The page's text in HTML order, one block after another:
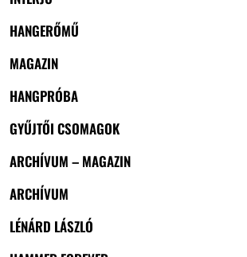
HANGERŐMŰ
MAGAZIN
HANGPRÓBA
GYŰJTŐI CSOMAGOK
ARCHÍVUM – MAGAZIN
ARCHÍVUM
LÉNÁRD LÁSZLÓ